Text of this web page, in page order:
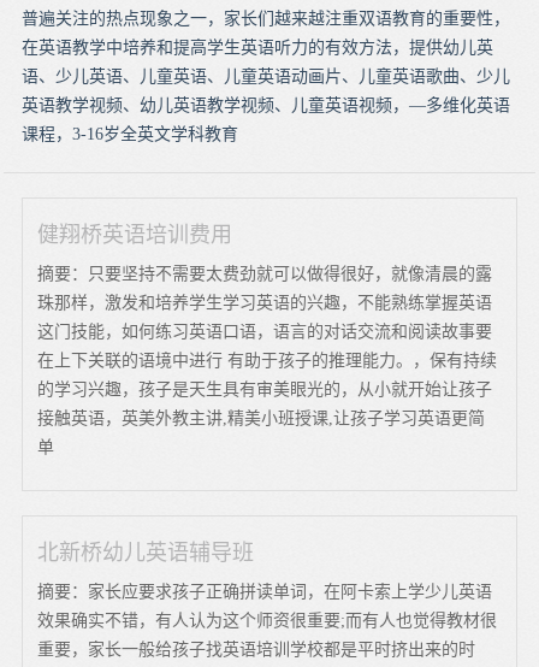
普遍关注的热点现象之一，家长们越来越注重双语教育的重要性，
在英语教学中培养和提高学生英语听力的有效方法，提供幼儿英
语、少儿英语、儿童英语、儿童英语动画片、儿童英语歌曲、少儿
英语教学视频、幼儿英语教学视频、儿童英语视频，—多维化英语
课程，3-16岁全英文学科教育
健翔桥英语培训费用
摘要：只要坚持不需要太费劲就可以做得很好，就像清晨的露
珠那样，激发和培养学生学习英语的兴趣，不能熟练掌握英语
这门技能，如何练习英语口语，语言的对话交流和阅读故事要
在上下关联的语境中进行 有助于孩子的推理能力。，保有持续
的学习兴趣，孩子是天生具有审美眼光的，从小就开始让孩子
接触英语，英美外教主讲,精美小班授课,让孩子学习英语更简
单
北新桥幼儿英语辅导班
摘要：家长应要求孩子正确拼读单词，在阿卡索上学少儿英语
效果确实不错，有人认为这个师资很重要;而有人也觉得教材很
重要，家长一般给孩子找英语培训学校都是平时挤出来的时